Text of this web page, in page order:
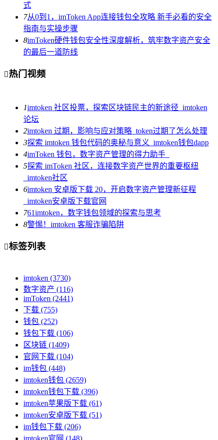
式
7从0到1，imToken App连接钱包全攻略 新手必看的安全
指南与实操步骤
8imToken硬件钱包安全性深度解析，筑牢数字资产安全
的最后一道防线
热门视频
1imtoken 社区投票，探索区块链民主的新途径_imtoken
论坛
2imtoken 过期，影响与应对策略_token过期了怎么处理
3探索 imtoken 钱包代码的奥秘与意义_imtoken钱包dapp
4imToken 钱包，数字资产管理的得力助手_
5探索 imToken 社区，连接数字资产世界的重要枢纽
_imtoken社区
6imtoken 安卓版下载 20，开启数字资产管理新征程
_imtoken安卓版下载官网
761imtoken，数字钱包领域的探索与思考
8警惕！imtoken 客服诈骗陷阱
标签列表
imtoken (3730)
数字资产 (116)
imToken (2441)
下载 (755)
钱包 (252)
钱包下载 (106)
区块链 (1409)
官网下载 (104)
im钱包 (448)
imtoken钱包 (2659)
imtoken钱包下载 (396)
imtoken苹果版下载 (61)
imtoken安卓版下载 (51)
im钱包下载 (206)
imtoken官网 (148)